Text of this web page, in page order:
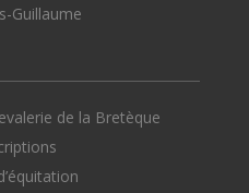
Guillaume
de la Bretèque